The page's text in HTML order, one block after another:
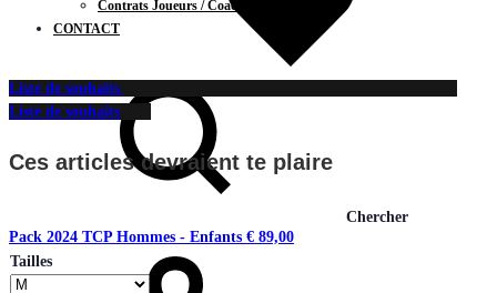
Contrats Joueurs / Coachs
CONTACT
Chercher
Liste de souhaits
Liste de souhaits
Ces articles devraient te plaire
Pack 2024 TCP Hommes - Enfants € 89,00
Tailles